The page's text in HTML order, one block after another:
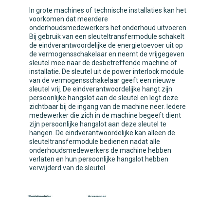
In grote machines of technische installaties kan het
voorkomen dat meerdere
onderhoudsmedewerkers het onderhoud uitvoeren.
Bij gebruik van een sleuteltransfermodule schakelt
de eindverantwoordelijke de energietoevoer uit op
de vermogensschakelaar en neemt de vrijgegeven
sleutel mee naar de desbetreffende machine of
installatie. De sleutel uit de power interlock module
van de vermogensschakelaar geeft een nieuwe
sleutel vrij. De eindverantwoordelijke hangt zijn
persoonlijke hangslot aan de sleutel en legt deze
zichtbaar bij de ingang van de machine neer. Iedere
medewerker die zich in de machine begeeft dient
zijn persoonlijke hangslot aan deze sleutel te
hangen. De eindverantwoordelijke kan alleen de
sleuteltransfermodule bedienen nadat alle
onderhoudsmedewerkers de machine hebben
verlaten en hun persoonlijke hangslot hebben
verwijderd van de sleutel.